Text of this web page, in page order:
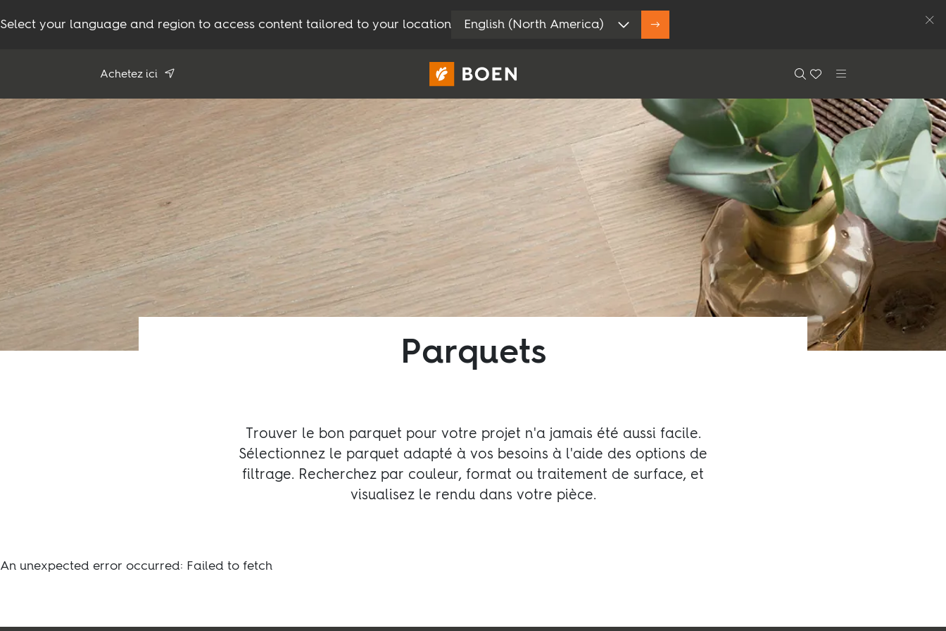
Select your language and region to access content tailored to your location English (North America)
Achetez ici
Utiliser ma
position
Voir tous les revendeurs
Search
Search
Floor.Wishlist
Consommateur
Produits
Inspiration
Nous suivre:
FacebookInstagram
PinterestLinkedinYoutube
Compare products (
Parquets
Trouver le bon parquet pour votre projet n'a jamais été aussi facile.
Sélectionnez le parquet adapté à vos besoins à l'aide des options de
filtrage. Recherchez par couleur, format ou traitement de surface, et
visualisez le rendu dans votre pièce.
An unexpected error occurred: Failed to fetch